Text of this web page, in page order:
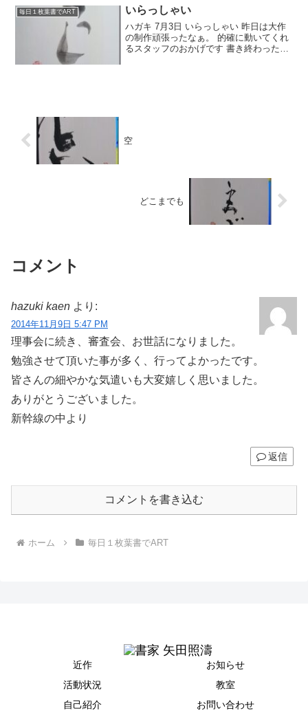
ん...
毎日１枚葉書でART いらっしゃい
ハガキ 7月3日 いらっしゃい 昨日は大作
の制作頑張ったなぁ。 的確に動いてくれ
るスタッフのおかげです 書き終わった後
空
どこまでも
コメント
hazuki kaen より:
2014年11月9日 5:47 PM
理事会に続き、審査会、お世話になりました。
勉強させて頂いた事が多く、行ってよかったです。
皆さんの細やかな気遣いも大変嬉しく思いました。
ありがとうございました。
新幹線の中より
返信
コメントを書き込む
ホーム 毎日１枚葉書でART
近作
お知らせ
活動状況
教室
自己紹介
お問い合わせ